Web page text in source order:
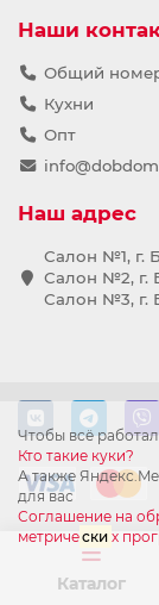
Чтобы всё
Кто такие куки?
А также
для вас
Соглашение на
метрически х
Наши
Общий
Кухни
Опт
Наш адрес
Салон №1, г.
Салон №2, г.
Салон №3, г.
Каталог